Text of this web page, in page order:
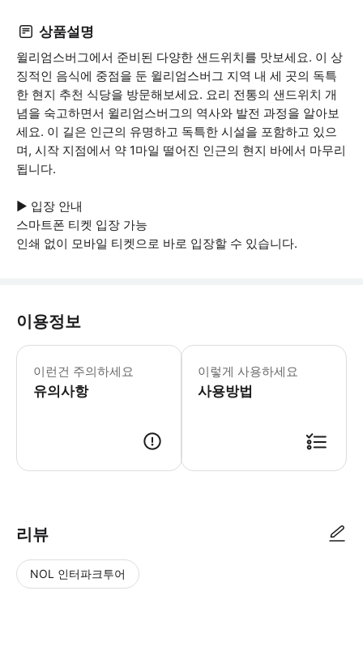
상품설명
윌리엄스버그에서 준비된 다양한 샌드위치를 맛보세요. 이 상
징적인 음식에 중점을 둔 윌리엄스버그 지역 내 세 곳의 독특
한 현지 추천 식당을 방문해보세요. 요리 전통의 샌드위치 개
념을 숙고하면서 윌리엄스버그의 역사와 발전 과정을 알아보
세요. 이 길은 인근의 유명하고 독특한 시설을 포함하고 있으
며, 시작 지점에서 약 1마일 떨어진 인근의 현지 바에서 마무리
됩니다.
▶ 입장 안내
스마트폰 티켓 입장 가능
인쇄 없이 모바일 티켓으로 바로 입장할 수 있습니다.
이용정보
이런건 주의하세요
유의사항
▶ 꼭 알아두세요 가능한 경우 알레르
이렇게 사용하세요
사용방법
리뷰
NOL 인터파크투어